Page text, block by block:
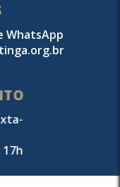
WhatsApp
17h